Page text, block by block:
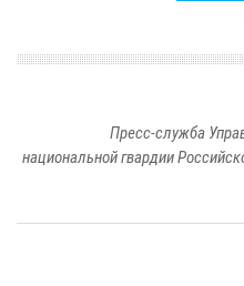
Пресс-служба
национальной гвардии